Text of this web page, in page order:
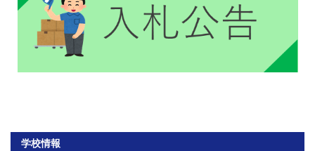
学校情報